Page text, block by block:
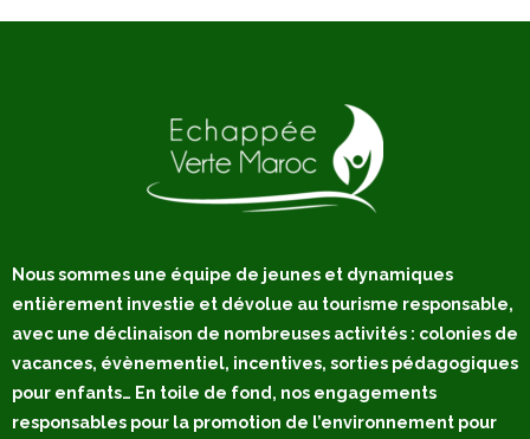
Nous sommes une équipe de jeunes et dynamiques
entièrement investie et dévolue au tourisme responsable,
avec une déclinaison de nombreuses activités : colonies de
vacances, évènementiel, incentives, sorties pédagogiques
pour enfants… En toile de fond, nos engagements
responsables pour la promotion de l’environnement pour